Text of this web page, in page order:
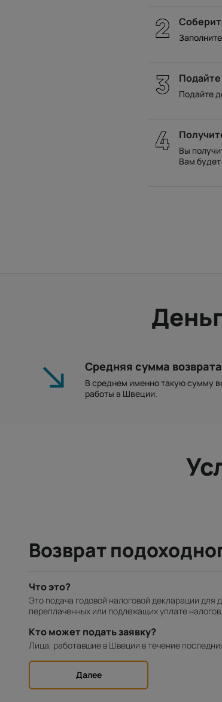
Подайте
Вы
Вам
Средняя сумма
В среднем именно такую ​​сумму
работы в Швеции.
Возврат
Что это?
Это подача годовой налоговой декларации для
переплаченных или подлежащих уплате налогов.
Кто может подать заявку?
Лица, работавшие в Швеции в течение
Далее